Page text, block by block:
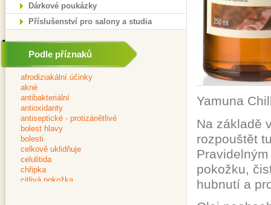
Dárkové poukázky
Příslušenství pro salony a studia
Podle příznaků
Yamuna
Na základě
rozpouštět
pokožku,
hubnutí a